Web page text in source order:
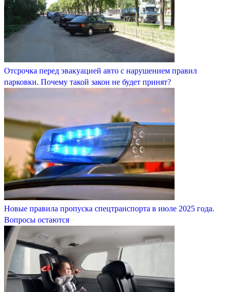
Отсрочка перед эвакуацией авто с нарушением правил
парковки. Почему такой закон не будет принят?
Новые правила пропуска спецтранспорта в июле 2025 года.
Вопросы остаются